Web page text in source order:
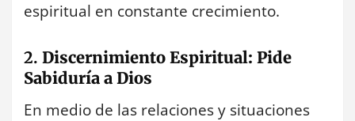
espiritual en constante crecimiento.
2. Discernimiento Espiritual: Pide
Sabiduría a Dios
En medio de las relaciones y situaciones